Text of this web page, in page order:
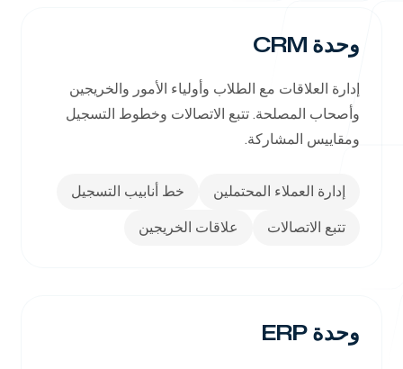
تواصل معنا
خدماتنا
أنظمة إدارة التعليم
مكاتبنا
وحدة CRM
إدارة العلاقات مع الطلاب وأولياء الأمور والخريجين
وأصحاب المصلحة. تتبع الاتصالات وخطوط التسجيل
ومقاييس المشاركة.
إدارة العملاء المحتملين خط أنابيب التسجيل
تتبع الاتصالات علاقات الخريجين
وحدة ERP